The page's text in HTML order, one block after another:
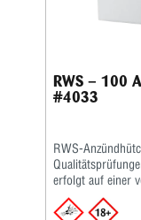
RWS – 100
#4033
RWS-
erfolgt auf einer
hochmodernen
der Reihenfolge